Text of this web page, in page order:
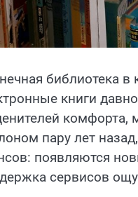
библиотека в
книги
комфорта,
пару лет
появляются
сервисов